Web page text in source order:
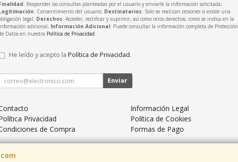
: Responder las consultas planteadas por el usuario y enviarle la información solicitada;
: Consentimiento del usuario; Destinatarios: Solo se realizan cesiones si existe una
legal; Derechos: Acceder, rectificar y suprimir, así como otros derechos, como se indica en la
adicional; Información Adicional: Puede consultar la información completa de Protección
Datos en nuestra Política de Privacidad.
He leído y acepto la Política de Privacidad.
Enviar
Información Legal
Privacidad
Política de Cookies
de Compra
Formas de Pago